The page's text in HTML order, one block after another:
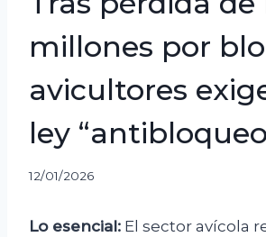
millones por
avicultores
ley
12/01/2026
Lo esencial: El sector avícola